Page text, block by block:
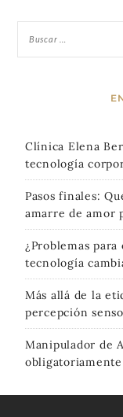
Clínica Elena
tecnología
Pasos finales:
amarre de amor
¿Problemas
tecnología
Más allá de la
percepción
Manipulador de